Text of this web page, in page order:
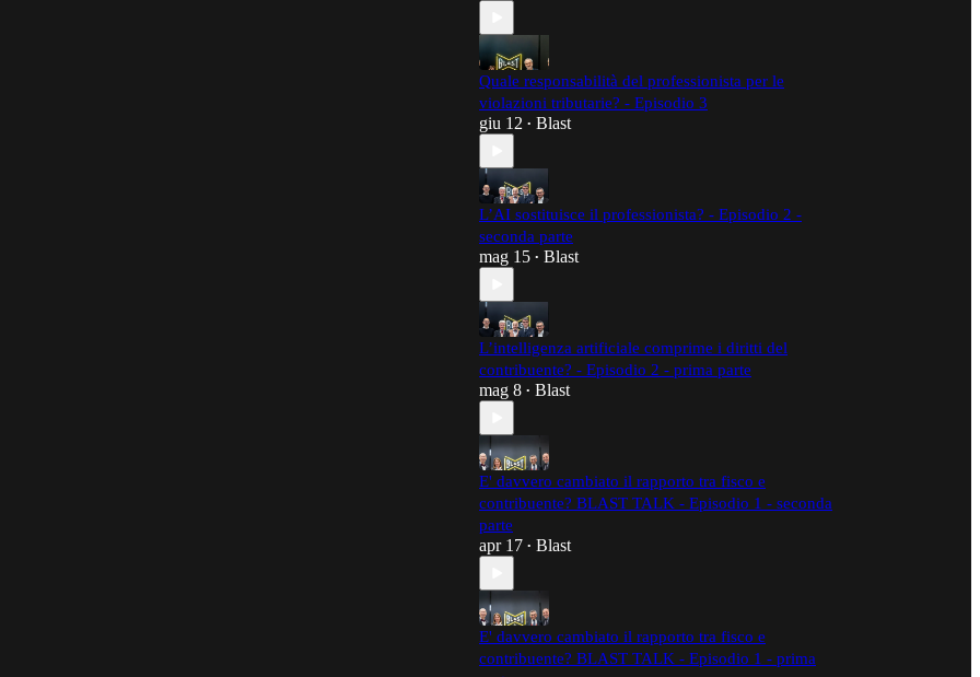
Quale responsabilità del professionista per le
violazioni tributarie? - Episodio 3
giu 12 • Blast
L’AI sostituisce il professionista? - Episodio 2 -
seconda parte
mag 15 • Blast
L’intelligenza artificiale comprime i diritti del
contribuente? - Episodio 2 - prima parte
mag 8 • Blast
E' davvero cambiato il rapporto tra fisco e
contribuente? BLAST TALK - Episodio 1 - seconda
parte
apr 17 • Blast
E' davvero cambiato il rapporto tra fisco e
contribuente? BLAST TALK - Episodio 1 - prima